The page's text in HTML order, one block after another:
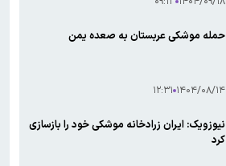
حمله موشکی عربستان به صعده یمن
۱۴۰۴/۰۸/۱۴ ۱۲:۳۱
نیوزویک: ایران زرادخانه موشکی خود را بازسازی
کرد